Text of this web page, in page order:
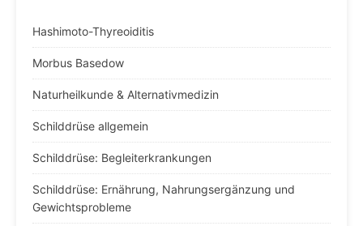
Hashimoto-Thyreoiditis
Morbus Basedow
Naturheilkunde & Alternativmedizin
Schilddrüse allgemein
Schilddrüse: Begleiterkrankungen
Schilddrüse: Ernährung, Nahrungsergänzung und
Gewichtsprobleme